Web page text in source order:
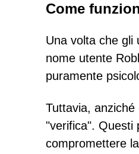
Come
Una volta che gli
nome utente
puramente
Tuttavia,
"verifica". Questi
compromettere